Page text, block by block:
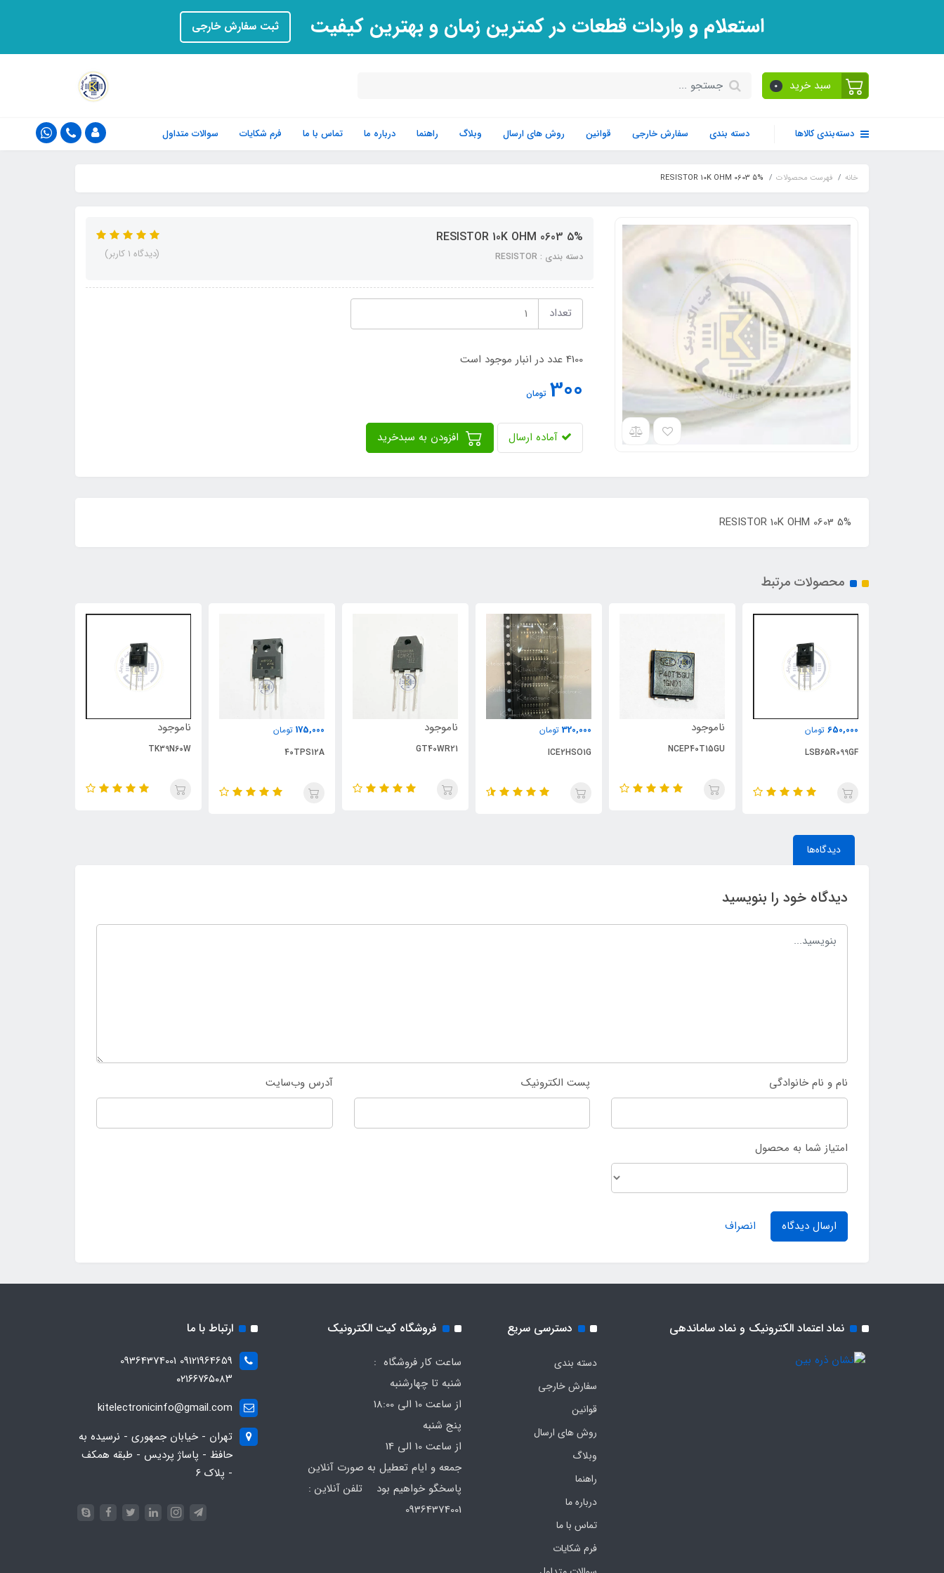
استعلام و واردات قطعات در کمترین زمان و بهترین کیفیت ثبت سفارش خارجی
سبد خرید 0
دسته‌بندی کالاها دسته بندی سفارش خارجی قوانین روش های ارسال وبلاگ راهنما درباره ما تماس با ما فرم‌ شکایات سوالات متداول
خانه فهرست محصولات RESISTOR 10K OHM 0603 5%
RESISTOR 10K OHM 0603 5%
دسته بندی : RESISTOR (دیدگاه 1 کاربر)
تعداد
4100 عدد در انبار موجود است
300 تومان
آماده ارسال
RESISTOR 10K OHM 0603 5%
محصولات مرتبط
650,000 تومان
LSB65R099GF
ناموجود
NCEP40T15GU
320,000 تومان
ICE2HSO1G
ناموجود
GT40WR21
175,000 تومان
40TPS12A
ناموجود
TK39N60W
دیدگاه‌ها
دیدگاه خود را بنویسید
نام و نام خانوادگی پست الکترونیک آدرس وب‌سایت
امتیاز شما به محصول
ارسال دیدگاه انصراف
نماد اعتماد الکترونیک و نماد ساماندهی دسترسی سریع
دسته بندی
سفارش خارجی
قوانین
روش های ارسال
وبلاگ
راهنما
درباره ما
تماس با ما
فرم‌ شکایات
فروشگاه کیت الکترونیک
ساعت کار فروشگاه :
شنبه تا چهارشنبه
از ساعت 10 الی 18:00
پنج شنبه
از ساعت 10 الی 14
جمعه و ایام تعطیل به صورت آنلاین
پاسخگو خواهیم بود تلفن آنلاین :
ارتباط با ما
09121964659 09364374001
۰۲۱۶۶۷۶۵۰۸۳
kitelectronicinfo@gmail.com
تهران - خیابان جمهوری - نرسیده به
حافظ - پاساژ پردیس - طبقه همکف
- پلاک ۶